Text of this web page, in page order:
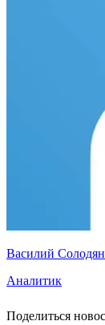
Василий
Аналитик
Поделиться